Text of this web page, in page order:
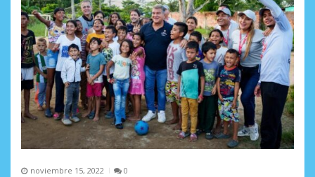
r
a
d
a
s
noviembre 15, 2022 0